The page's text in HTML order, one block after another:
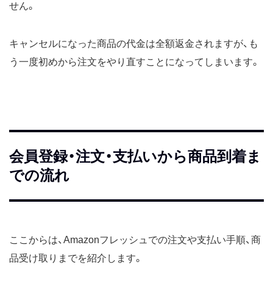
せん。
キャンセルになった商品の代金は全額返金されますが、も
う一度初めから注文をやり直すことになってしまいます。
会員登録・注文・支払いから商品到着ま
での流れ
ここからは、Amazonフレッシュでの注文や支払い手順、商
品受け取りまでを紹介します。